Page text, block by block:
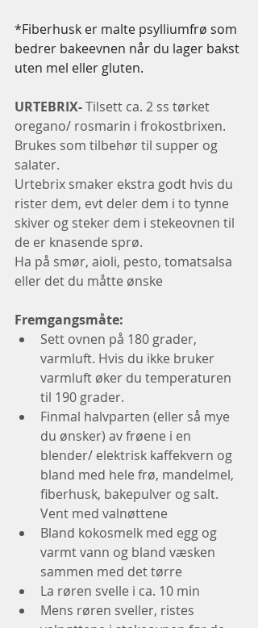
*Fiberhusk er malte psylliumfrø som
bedrer bakeevnen når du lager bakst
uten mel eller gluten.
URTEBRIX- Tilsett ca. 2 ss tørket
oregano/ rosmarin i frokostbrixen.
Brukes som tilbehør til supper og
salater.
Urtebrix smaker ekstra godt hvis du
rister dem, evt deler dem i to tynne
skiver og steker dem i stekeovnen til
de er knasende sprø.
Ha på smør, aioli, pesto, tomatsalsa
eller det du måtte ønske
Fremgangsmåte:
Sett ovnen på 180 grader,
varmluft. Hvis du ikke bruker
varmluft øker du temperaturen
til 190 grader.
Finmal halvparten (eller så mye
du ønsker) av frøene i en
blender/ elektrisk kaffekvern og
bland med hele frø, mandelmel,
fiberhusk, bakepulver og salt.
Vent med valnøttene
Bland kokosmelk med egg og
varmt vann og bland væsken
sammen med det tørre
La røren svelle i ca. 10 min
Mens røren sveller, ristes